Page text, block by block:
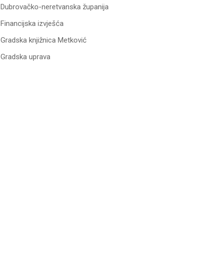
Dubrovačko-neretvanska županija
Financijska izvješća
Gradska knjižnica Metković
Gradska uprava